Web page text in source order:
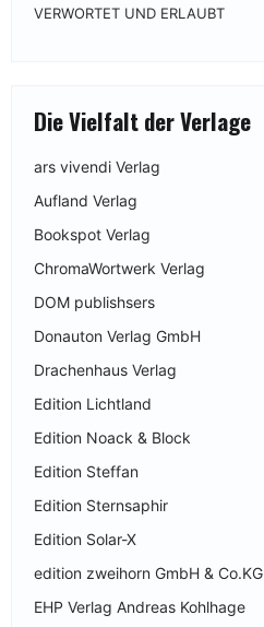
VERWORTET UND ERLAUBT
Die Vielfalt der Verlage
ars vivendi Verlag
Aufland Verlag
Bookspot Verlag
ChromaWortwerk Verlag
DOM publishsers
Donauton Verlag GmbH
Drachenhaus Verlag
Edition Lichtland
Edition Noack & Block
Edition Steffan
Edition Sternsaphir
Edition Solar-X
edition zweihorn GmbH & Co.KG
EHP Verlag Andreas Kohlhage